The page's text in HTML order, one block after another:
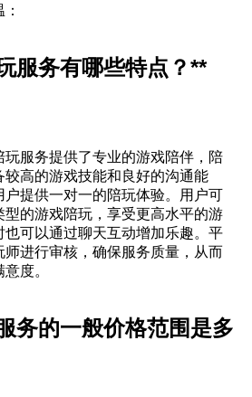
服务有哪些特点？**
玩服务提供了专业的游戏陪伴，陪
较高的游戏技能和良好的沟通能
户提供一对一的陪玩体验。用户可
型的游戏陪玩，享受更高水平的游
也可以通过聊天互动增加乐趣。平
师进行审核，确保服务质量，从而
度。
务的一般价格范围是多